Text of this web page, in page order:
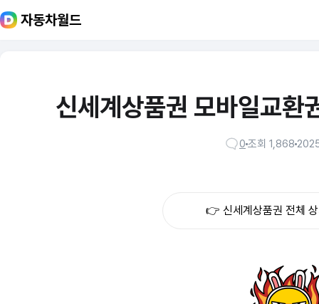
자동차월드
신세계상품권 모바일교환
0 조회 1,868
👉 신세계상품권 전체